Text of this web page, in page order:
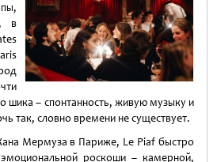
в
шика – спонтанность, живую музыку и
так, словно времени не существует.
Мермуза в Париже, Le Piaf быстро
роскоши – камерной,